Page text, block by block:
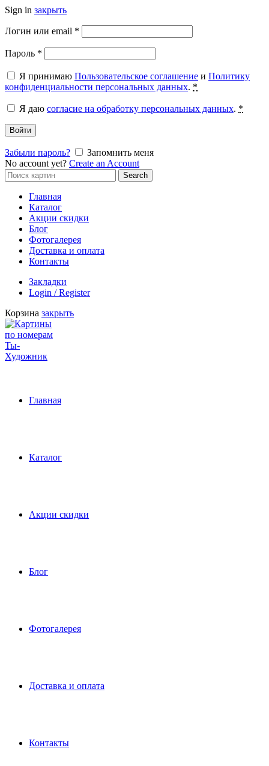
Sign in закрыть
Логин или email *
Пароль *
Я принимаю Пользовательское соглашение и Политику
конфиденциальности персональных данных. *
Я даю согласие на обработку персональных данных. *
Войти
Забыли пароль?
Запомнить меня
No account yet? Create an Account
Search
for:
Search
Главная
Каталог
Акции скидки
Блог
Фотогалерея
Доставка и оплата
Контакты
Закладки
Login / Register
Корзина закрыть
Главная
Каталог
Акции скидки
Блог
Фотогалерея
Доставка и оплата
Контакты